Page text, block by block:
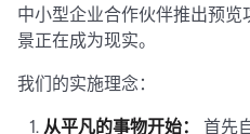
中小型企业合作伙伴推出预
景正在成为现实。
我们的实施理念：
从平凡的事物开始：
首先